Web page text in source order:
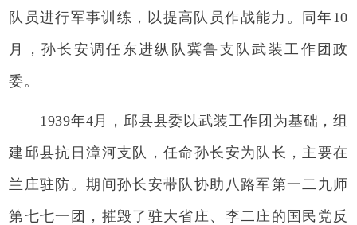
队员进行军事训练，以提高队员作战能力。同年10
月，孙长安调任东进纵队冀鲁支队武装工作团政
委。
1939年4月，邱县县委以武装工作团为基础，组
建邱县抗日漳河支队，任命孙长安为队长，主要在
兰庄驻防。期间孙长安带队协助八路军第一二九师
第七七一团，摧毁了驻大省庄、李二庄的国民党反